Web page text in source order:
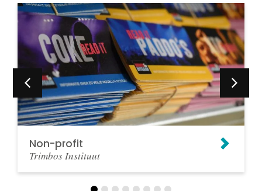
Non-profit
Trimbos Instituut